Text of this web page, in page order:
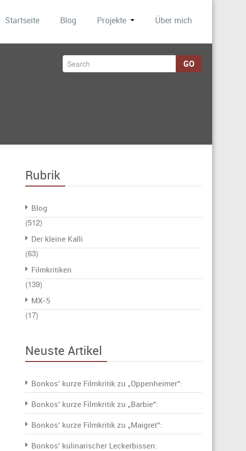
Startseite Blog Projekte Über mich
GO
Rubrik
Blog
(512)
Der kleine Kalli
(63)
Filmkritiken
(139)
MX-5
(17)
Neuste Artikel
Bonkos‘ kurze Filmkritik zu „Oppenheimer“:
Bonkos‘ kurze Filmkritik zu „Barbie“:
Bonkos‘ kurze Filmkritik zu „Maigret“:
Bonkos‘ kulinarischer Leckerbissen: